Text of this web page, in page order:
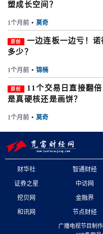
塑成长空间？
1个月前 • 莫奇
原创
一边连板一边亏！
多少？
1个月前 • 锦楠
原创
11个交易日直接翻
是真硬核还是画饼？
1个月前 • 莫奇
财华社 智通财经
证券之星
中访网
挖贝网
金融界
和讯网
节点财经
广播电视节目制